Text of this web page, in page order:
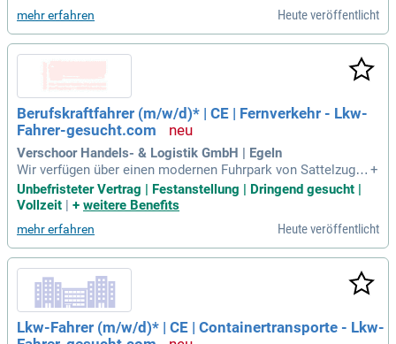
mehr erfahren Heute veröffentlicht
Berufskraftfahrer (m/w/d)* | CE | Fernverkehr - Lkw-
Fahrer-gesucht.com
Verschoor Handels- & Logistik GmbH | Egeln
Wir verfügen über einen modernen Fuhrpark von Sattelzugm
aschinen mit Schubbodenaufliegern sowie Hängerzüge mit
Ladekran. Der Einsatz erfolgt hauptsächlich in Deutschland
+
Unbefristeter Vertrag | Festanstellung | Dringend gesucht |
Vollzeit | + weitere Benefits
mehr erfahren Heute veröffentlicht
Lkw-Fahrer (m/w/d)* | CE | Containertransporte - Lkw-